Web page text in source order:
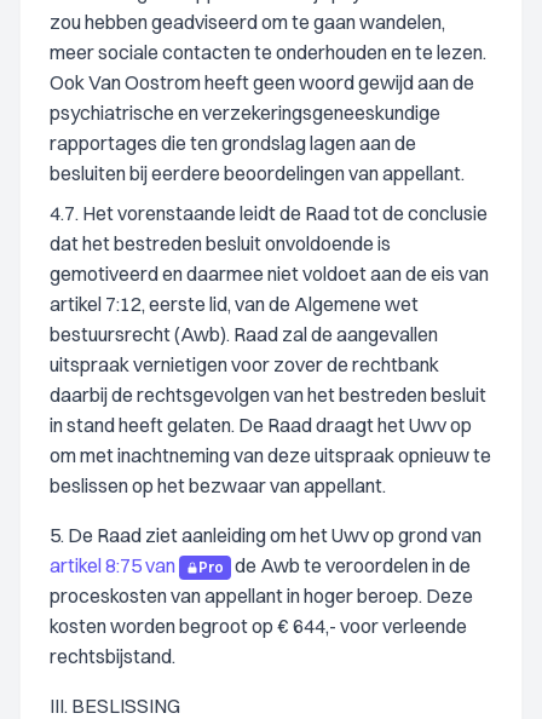
zou hebben geadviseerd om te gaan wandelen,
meer sociale contacten te onderhouden en te lezen.
Ook Van Oostrom heeft geen woord gewijd aan de
psychiatrische en verzekeringsgeneeskundige
rapportages die ten grondslag lagen aan de
besluiten bij eerdere beoordelingen van appellant.
4.7. Het vorenstaande leidt de Raad tot de conclusie
dat het bestreden besluit onvoldoende is
gemotiveerd en daarmee niet voldoet aan de eis van
artikel 7:12, eerste lid, van de Algemene wet
bestuursrecht (Awb). Raad zal de aangevallen
uitspraak vernietigen voor zover de rechtbank
daarbij de rechtsgevolgen van het bestreden besluit
in stand heeft gelaten. De Raad draagt het Uwv op
om met inachtneming van deze uitspraak opnieuw te
beslissen op het bezwaar van appellant.
5. De Raad ziet aanleiding om het Uwv op grond van
artikel 8:75 van
Pro
de Awb te veroordelen in de
proceskosten van appellant in hoger beroep. Deze
kosten worden begroot op € 644,- voor verleende
rechtsbijstand.
III. BESLISSING